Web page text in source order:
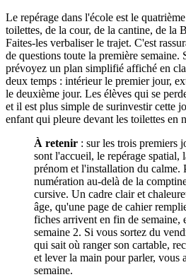
Le repérage dans l'école est le
toilettes, de la cour, de la cantine, de la
Faites-les verbaliser le trajet. C'est
de questions toute la première semaine.
prévoyez un plan simplifié affiché en
deux temps : intérieur le premier jour,
le deuxième jour. Les élèves qui se
et il est plus simple de surinvestir cette
enfant qui pleure devant les toilettes en
À retenir : sur les trois premiers
sont l'accueil, le repérage spatial,
prénom et l'installation du calme.
numération au-delà de la
cursive. Un cadre clair et
âge, qu'une page de cahier
fiches arrivent en fin de semaine,
semaine 2. Si vous sortez du
qui sait où ranger son cartable,
et lever la main pour parler, vous
semaine.